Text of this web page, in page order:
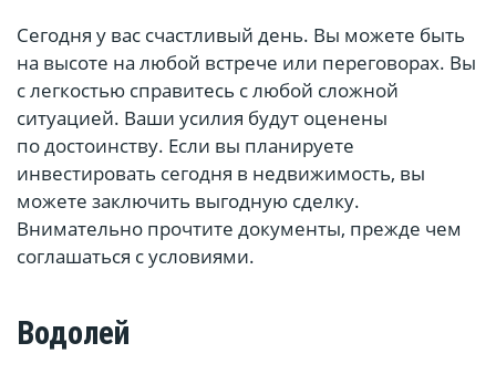
Сегодня у вас счастливый день. Вы можете быть
на высоте на любой встрече или переговорах. Вы
с легкостью справитесь с любой сложной
ситуацией. Ваши усилия будут оценены
по достоинству. Если вы планируете
инвестировать сегодня в недвижимость, вы
можете заключить выгодную сделку.
Внимательно прочтите документы, прежде чем
соглашаться с условиями.
Водолей